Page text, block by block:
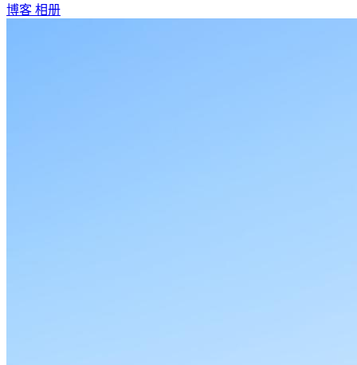
博客 相册